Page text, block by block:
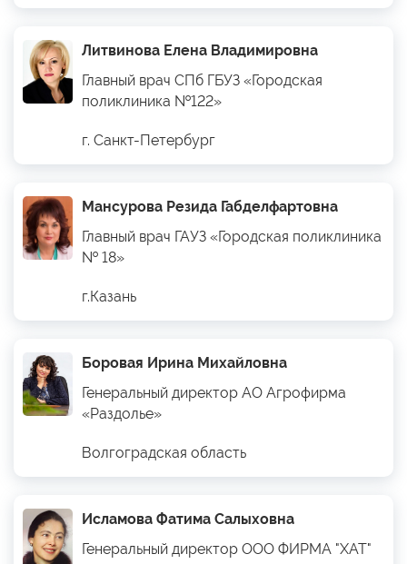
Литвинова Елена Владимировна
Главный врач СПб ГБУЗ «Городская
поликлиника №122»
г. Санкт-Петербург
Мансурова Резида Габделфартовна
Главный врач ГАУЗ «Городская поликлиника
№ 18»
г.Казань
Боровая Ирина Михайловна
Генеральный директор АО Агрофирма
«Раздолье»
Волгоградская область
Исламова Фатима Салыховна
Генеральный директор ООО ФИРМА "ХАТ"